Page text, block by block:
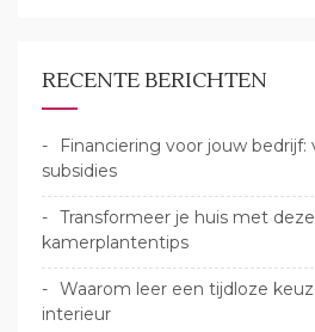
RECENTE BERICHTEN
Financiering voor jouw
subsidies
Transformeer je huis met
kamerplantentips
Waarom leer een tijdloze
interieur